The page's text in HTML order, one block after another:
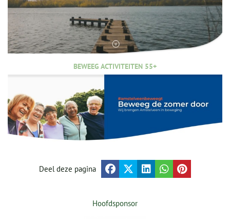
BEWEEG ACTIVITEITEN 55+
Deel deze pagina
Hoofdsponsor